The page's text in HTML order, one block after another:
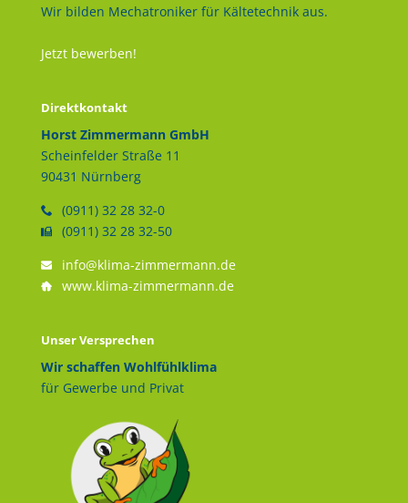
Wir bilden Mechatroniker für Kältetechnik aus.
Jetzt bewerben!
Direktkontakt
Horst Zimmermann GmbH
Scheinfelder Straße 11
90431 Nürnberg
(0911) 32 28 32-0
(0911) 32 28 32-50
info@klima-zimmermann.de
www.klima-zimmermann.de
Unser Versprechen
Wir schaffen Wohlfühlklima
für Gewerbe und Privat